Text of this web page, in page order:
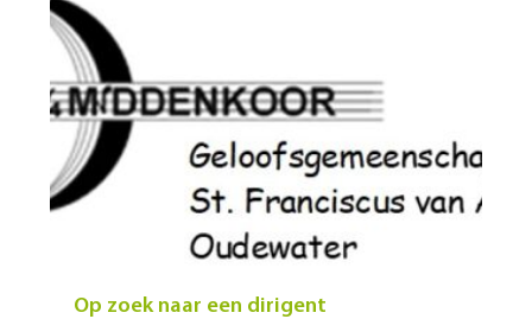
Op zoek naar een dirigent